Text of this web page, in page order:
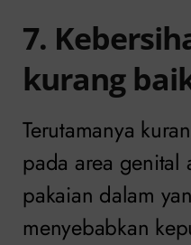
7.
kurang
Terutamanya
pada area genital
pakaian dalam
menyebabkan